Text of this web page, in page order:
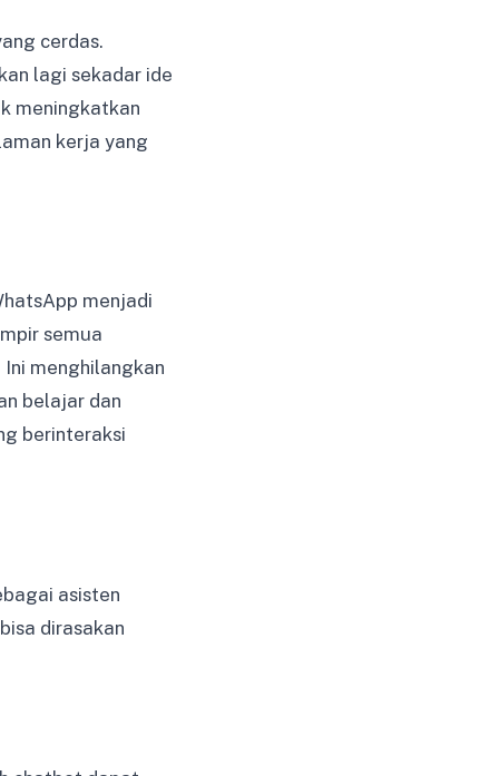
cerdas.
lagi sekadar ide
meningkatkan
kerja yang
menjadi
semua
menghilangkan
belajar dan
berinteraksi
asisten
dirasakan